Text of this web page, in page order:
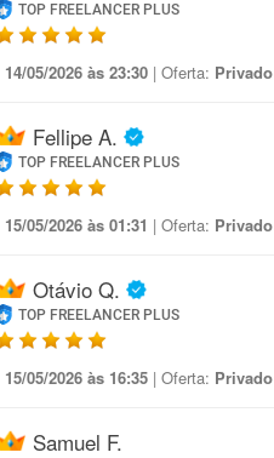
TOP FREELANCER PLUS
14/05/2026 às 23:30 | Oferta: Privado
Fellipe A.
TOP FREELANCER PLUS
15/05/2026 às 01:31 | Oferta: Privado
Otávio Q.
TOP FREELANCER PLUS
15/05/2026 às 16:35 | Oferta: Privado
Samuel F.